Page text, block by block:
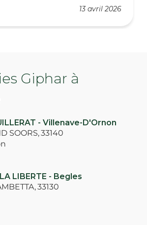
13 avril 2026
Giphar à
- Villenave-D'Ornon
SOORS,33140
LIBERTE - Begles
33130